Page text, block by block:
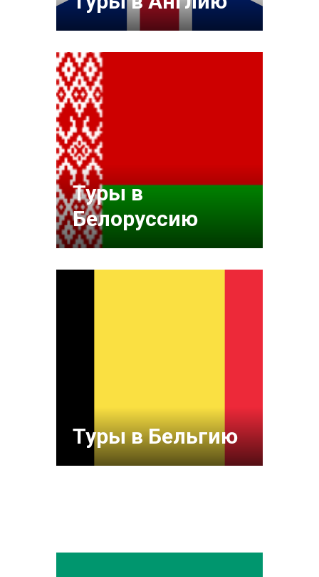
Туры в
Белоруссию
Туры в Бельгию